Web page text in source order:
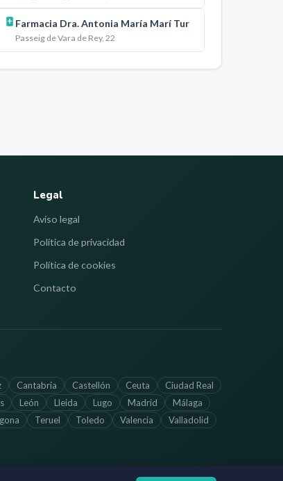
Farmacia Dra. Antonia María Marí Tur
Passeig de Vara de Rey, 22
Legal
Aviso legal
Política de privacidad
Política de cookies
Contacto
Cantabria Castellón Ceuta
Ciudad Real
León Lleida Lugo Madrid
Málaga
Teruel Toledo Valencia
Valladolid